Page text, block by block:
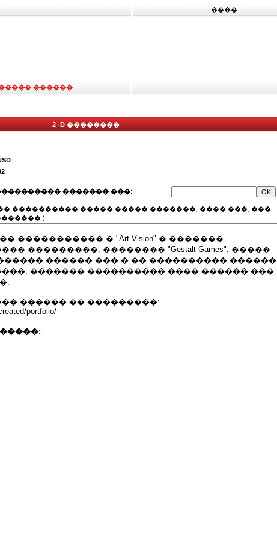
����
������
2 -D ��������
������� ���:
���������� ����� ����� �������, ���� ���, ���
����������� � "Art Vision" � �������-
���������, �������� "Gestalt Games". �����
������ ��� � �� ���������� ������
������� ���������� ���� ������ ���
������ �� ���������:
portfolio/